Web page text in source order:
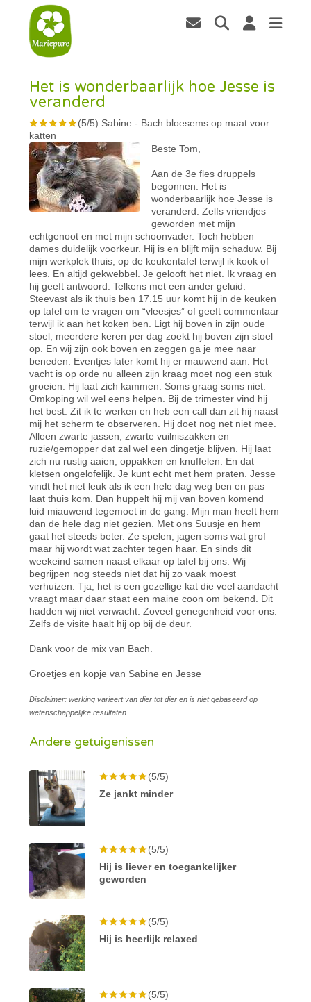
Het is wonderbaarlijk hoe Jesse is
veranderd
(5/5) Sabine - Bach bloesems op maat voor
katten
Beste Tom,
Aan de 3e fles druppels
begonnen. Het is
wonderbaarlijk hoe Jesse is
veranderd. Zelfs vriendjes
geworden met mijn
echtgenoot en met mijn schoonvader. Toch hebben
dames duidelijk voorkeur. Hij is en blijft mijn schaduw. Bij
mijn werkplek thuis, op de keukentafel terwijl ik kook of
lees. En altijd gekwebbel. Je gelooft het niet. Ik vraag en
hij geeft antwoord. Telkens met een ander geluid.
Steevast als ik thuis ben 17.15 uur komt hij in de keuken
op tafel om te vragen om “vleesjes” of geeft commentaar
terwijl ik aan het koken ben. Ligt hij boven in zijn oude
stoel, meerdere keren per dag zoekt hij boven zijn stoel
op. En wij zijn ook boven en zeggen ga je mee naar
beneden. Eventjes later komt hij er mauwend aan. Het
vacht is op orde nu alleen zijn kraag moet nog een stuk
groeien. Hij laat zich kammen. Soms graag soms niet.
Omkoping wil wel eens helpen. Bij de trimester vind hij
het best. Zit ik te werken en heb een call dan zit hij naast
mij het scherm te observeren. Hij doet nog net niet mee.
Alleen zwarte jassen, zwarte vuilniszakken en
ruzie/gemopper dat zal wel een dingetje blijven. Hij laat
zich nu rustig aaien, oppakken en knuffelen. En dat
kletsen ongelofelijk. Je kunt echt met hem praten. Jesse
vindt het niet leuk als ik een hele dag weg ben en pas
laat thuis kom. Dan huppelt hij mij van boven komend
luid miauwend tegemoet in de gang. Mijn man heeft hem
dan de hele dag niet gezien. Met ons Suusje en hem
gaat het steeds beter. Ze spelen, jagen soms wat grof
maar hij wordt wat zachter tegen haar. En sinds dit
weekeind samen naast elkaar op tafel bij ons. Wij
begrijpen nog steeds niet dat hij zo vaak moest
verhuizen. Tja, het is een gezellige kat die veel aandacht
vraagt maar daar staat een maine coon om bekend. Dit
hadden wij niet verwacht. Zoveel genegenheid voor ons.
Zelfs de visite haalt hij op bij de deur.
Dank voor de mix van Bach.
Groetjes en kopje van Sabine en Jesse
Disclaimer: werking varieert van dier tot dier en is niet gebaseerd op
wetenschappelijke resultaten.
Andere getuigenissen
(5/5)
Ze jankt minder
(5/5)
Hij is liever en toegankelijker
geworden
(5/5)
Hij is heerlijk relaxed
(5/5)